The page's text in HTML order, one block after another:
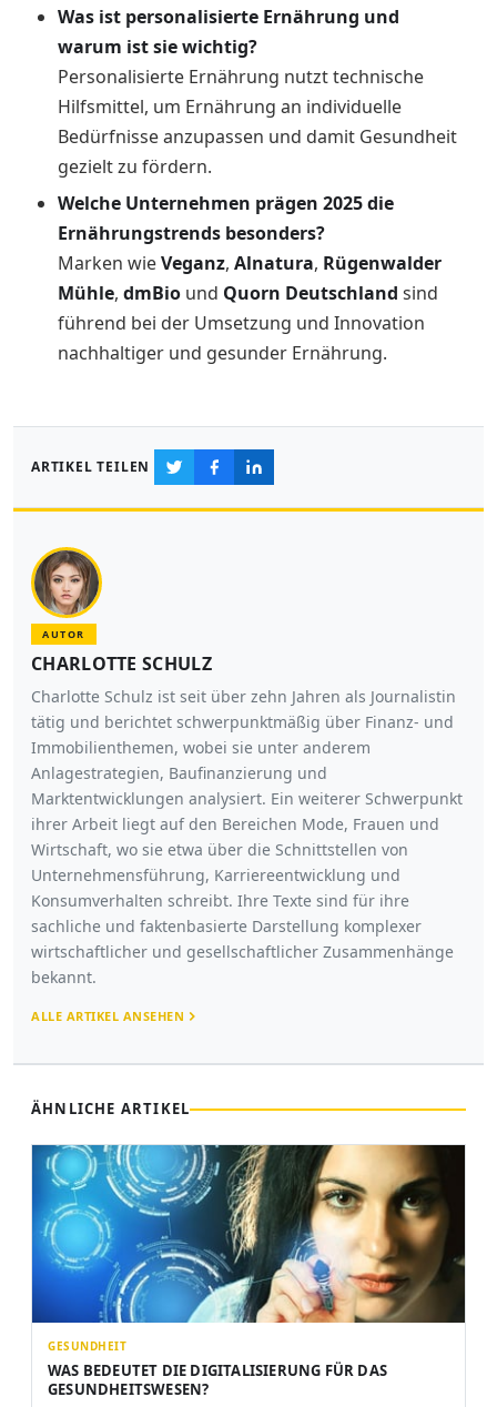
Was ist personalisierte Ernährung und
warum ist sie wichtig?
Personalisierte Ernährung nutzt technische
Hilfsmittel, um Ernährung an individuelle
Bedürfnisse anzupassen und damit Gesundheit
gezielt zu fördern.
Welche Unternehmen prägen 2025 die
Ernährungstrends besonders?
Marken wieVeganz, Alnatura, Rügenwalder
Mühle, dmBio und Quorn Deutschland sind
führend bei der Umsetzung und Innovation
nachhaltiger und gesunder Ernährung.
ARTIKEL TEILEN
AUTOR
CHARLOTTE SCHULZ
Charlotte Schulz ist seit über zehn Jahren als Journalistin
tätig und berichtet schwerpunktmäßig über Finanz- und
Immobilienthemen, wobei sie unter anderem
Anlagestrategien, Baufinanzierung und
Marktentwicklungen analysiert. Ein weiterer Schwerpunkt
ihrer Arbeit liegt auf den Bereichen Mode, Frauen und
Wirtschaft, wo sie etwa über die Schnittstellen von
Unternehmensführung, Karriereentwicklung und
Konsumverhalten schreibt. Ihre Texte sind für ihre
sachliche und faktenbasierte Darstellung komplexer
wirtschaftlicher und gesellschaftlicher Zusammenhänge
bekannt.
ALLE ARTIKEL ANSEHEN
ÄHNLICHE ARTIKEL
GESUNDHEIT
WAS BEDEUTET DIE DIGITALISIERUNG FÜR DAS
GESUNDHEITSWESEN?